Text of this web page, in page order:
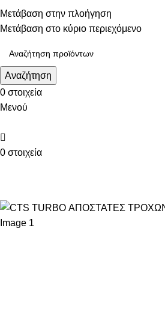
Μετάβαση στην πλοήγηση
Μετάβαση στο κύριο περιεχόμενο
Αναζήτηση
0 στοιχεία
Μενού
0 στοιχεία